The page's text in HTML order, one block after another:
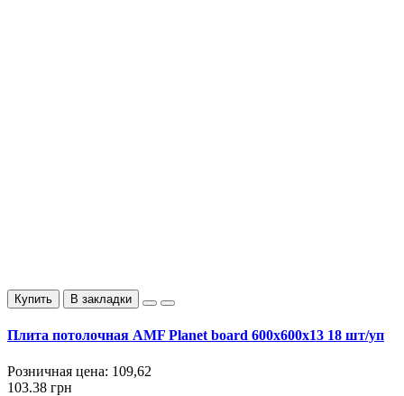
Купить В закладки
Плита потолочная AMF Planet board 600x600x13 18 шт/уп
Розничная цена: 109,62
103.38 грн